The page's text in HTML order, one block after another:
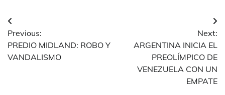
Navegación
de
entradas
Previous:
PREDIO MIDLAND: ROBO Y
VANDALISMO
Next:
ARGENTINA INICIA EL
PREOLÍMPICO DE
VENEZUELA CON UN
EMPATE